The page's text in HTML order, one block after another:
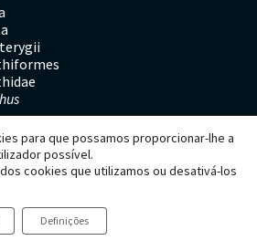
acus
para que possamos proporcionar-lhe a
possível.
cookies que utilizamos ou desativá-los
Definições
Tunicados
Peixes
Répteis